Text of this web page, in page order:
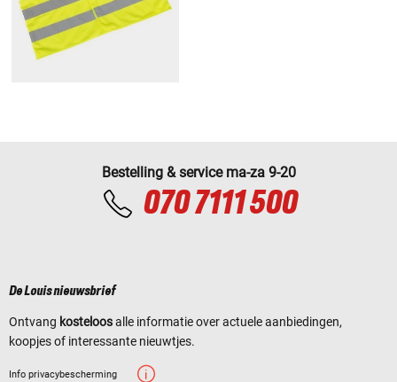
Bestelling & service ma-za 9-20
070 7111 500
De Louis nieuwsbrief
Ontvang kosteloosalle informatie over actuele aanbiedingen,
koopjes of interessante nieuwtjes.
Info privacybescherming